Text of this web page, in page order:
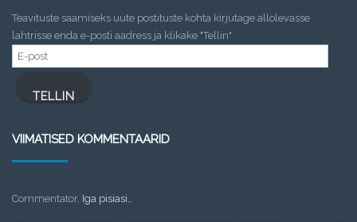
Teavituste saamiseks uute postituste kohta kirjutage allolevasse
lahtrisse enda e-posti aadress ja klikake "Tellin"
E-
post
TELLIN
VIIMATISED KOMMENTAARID
Commentator, Iga pisiasi…